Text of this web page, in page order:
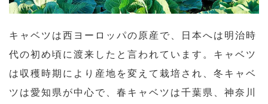
キャベツは西ヨーロッパの原産で、日本へは明治時
代の初め頃に渡来したと言われています。キャベツ
は収穫時期により産地を変えて栽培され、冬キャベ
ツは愛知県が中心で、春キャベツは千葉県、神奈川